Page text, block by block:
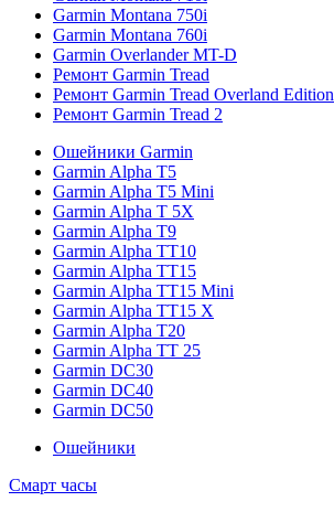
Garmin Montana 750i
Garmin Montana 760i
Garmin Overlander MT-D
Ремонт Garmin Tread
Ремонт Garmin Tread Overland Edition
Ремонт Garmin Tread 2
Ошейники Garmin
Garmin Alpha T5
Garmin Alpha T5 Mini
Garmin Alpha T 5X
Garmin Alpha T9
Garmin Alpha TT10
Garmin Alpha TT15
Garmin Alpha TT15 Mini
Garmin Alpha TT15 X
Garmin Alpha T20
Garmin Alpha TT 25
Garmin DC30
Garmin DC40
Garmin DC50
Ошейники
Смарт часы